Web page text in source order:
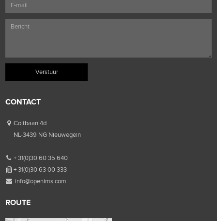
CONTACT
Coltbaan 4d
NL-3439 NG Nieuwegein
+ 31(0)30 60 35 640
+ 31(0)30 63 00 333
info@openims.com
ROUTE